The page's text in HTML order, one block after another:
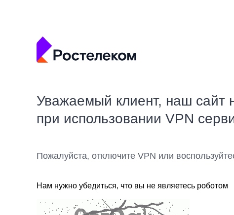
Уважаемый клиент, наш сайт
при использовании VPN
Пожалуйста, отключите VPN или
Нам нужно убедиться, что вы не являетесь роботом